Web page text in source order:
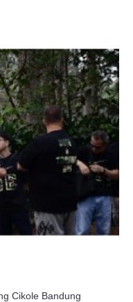
Cikole Bandung